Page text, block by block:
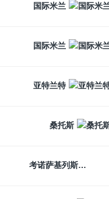
国际米兰
国际米兰
亚特兰特
桑托斯
考诺萨基列斯